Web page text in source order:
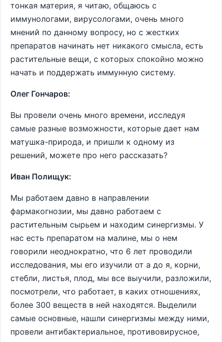
тонкая материя, я читаю, общаюсь с
иммунологами, вирусологами, очень много
мнений по данному вопросу, но с жестких
препаратов начинать нет никакого смысла, есть
растительные вещи, с которых спокойно можно
начать и поддержать иммунную систему.
Олег Гончаров:
Вы провели очень много времени, исследуя
самые разные возможности, которые дает нам
матушка-природа, и пришли к одному из
решений, можете про него рассказать?
Иван Полищук:
Мы работаем давно в направлении
фармакогнозии, мы давно работаем с
растительным сырьем и находим синергизмы. У
нас есть препаратом на малине, мы о нем
говорили неоднократно, что 6 лет проводили
исследования, мы его изучили от а до я, корни,
стебли, листья, плод, мы все выучили, разложили,
посмотрели, что работает, в каких отношениях,
более 300 веществ в ней находятся. Выделили
самые основные, нашли синергизмы между ними,
провели антибактериальное, противовирусное,